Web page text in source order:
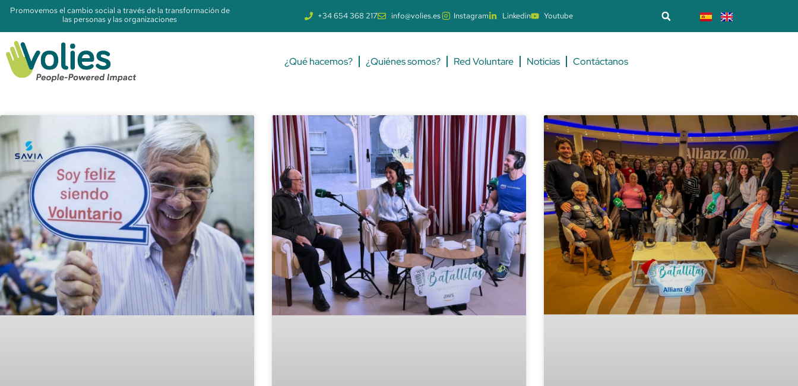
Promovemos el cambio social a través de la transformación de
las personas y las organizaciones
+34 654 368 217 info@volies.es Instagram Linkedin Youtube
¿Qué hacemos? ¿Quiénes somos? Red Voluntare Noticias Contáctanos